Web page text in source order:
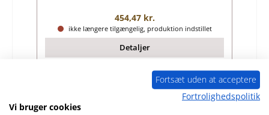
Almindelig pris:
454,47 kr.
ikke længere tilgængelig, produktion indstillet
Detaljer
Fortsæt uden at acceptere
Fortrolighedspolitik
Vi bruger cookies